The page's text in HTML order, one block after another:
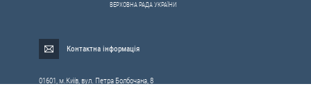
ВЕРХОВНА РАДА УКРАЇНИ
Контактна інформація
01601, м.Київ, вул. Петра Болбочана, 8